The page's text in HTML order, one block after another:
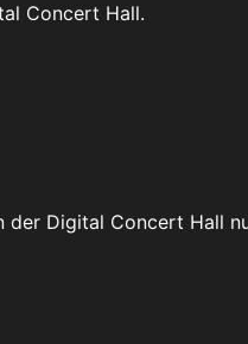
Concert Hall.
der Digital Concert Hall